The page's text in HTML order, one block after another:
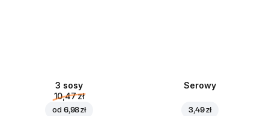
3 sosy
10,47 zł
od 6,98 zł
Serowy
3,49 zł